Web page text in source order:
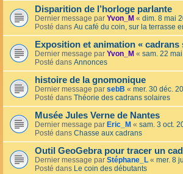
Disparition de l’horloge parlante
Dernier message par Yvon_M « dim. 8 mai
Posté dans Au café du coin, sur la terrasse
Exposition et animation « cadrans
Dernier message par Yvon_M « sam. 22
Posté dans Annonces
histoire de la gnomonique
Dernier message par sebB « mer. 30 déc.
Posté dans Théorie des cadrans solaires
Musée Jules Verne de Nantes
Dernier message par Eric_M « sam. 3 oct.
Posté dans Chasse aux cadrans
Outil GeoGebra pour tracer un
Dernier message par Stéphane_L « mer. 8
Posté dans Le coin des débutants